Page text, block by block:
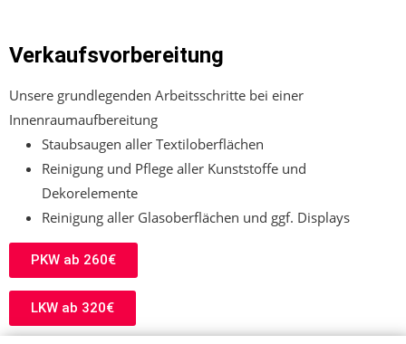
Verkaufsvorbereitung
Unsere grundlegenden Arbeitsschritte bei einer
Innenraumaufbereitung
Staubsaugen aller Textiloberflächen
Reinigung und Pflege aller Kunststoffe und
Dekorelemente
Reinigung aller Glasoberflächen und ggf. Displays
PKW ab 260€
LKW ab 320€